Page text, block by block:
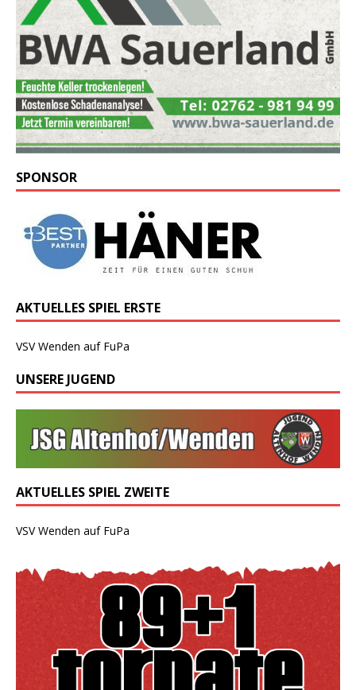
SPONSOR
AKTUELLES SPIEL ERSTE
VSV Wenden auf FuPa
UNSERE JUGEND
AKTUELLES SPIEL ZWEITE
VSV Wenden auf FuPa